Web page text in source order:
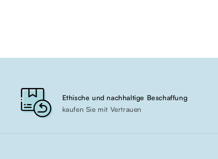
Ethische und nachhaltige Beschaffung
kaufen Sie mit Vertrauen